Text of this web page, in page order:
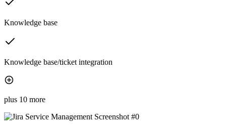
Knowledge base
Knowledge base/ticket integration
plus 10 more